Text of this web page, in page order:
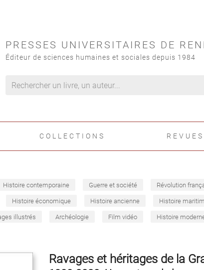
PRESSES UNIVERSITAIRES DE
Éditeur de sciences humaines et sociales depuis 1984
COLLECTIONS REVUES
Histoire contemporaine Guerre et société Révolution
Histoire économique Histoire ancienne Histoire
illustrés Archéologie Film vidéo Histoire
Ravages et héritages de la